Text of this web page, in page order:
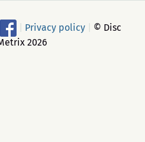
Privacy policy
© Disc
2026